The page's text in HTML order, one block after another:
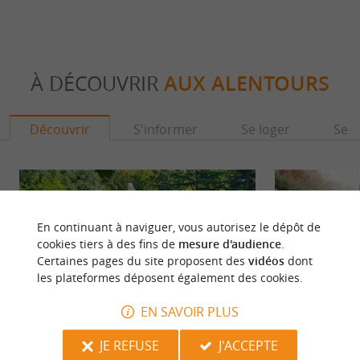
À DÉCOUVRIR AUX ALENTOURS
Découvrir S'informer Se loger Se
Château de Lacypierre Saint Crépin et
En continuant à naviguer, vous autorisez le dépôt de
cookies tiers à des fins de mesure d'audience.
Certaines pages du site proposent des vidéosdont
les plateformes déposent également des cookies.
EN SAVOIR PLUS
JE REFUSE
J'ACCEPTE